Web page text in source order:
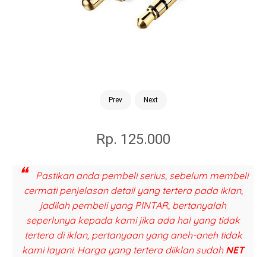
Prev Next
Rp. 125.000
Pastikan anda pembeli serius, sebelum membeli
cermati penjelasan detail yang tertera pada iklan,
jadilah pembeli yang PINTAR, bertanyalah
seperlunya kepada kami jika ada hal yang tidak
tertera di iklan, pertanyaan yang aneh-aneh tidak
kami layani. Harga yang tertera diiklan sudah NET